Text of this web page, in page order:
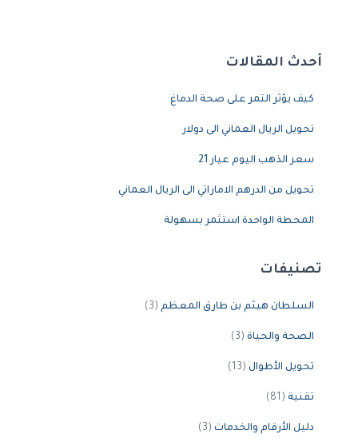
أحدث المقالات
كيف يؤثر التمر على صحة الدماغ
تحويل الريال العماني الى دولار
سعر الذهب اليوم عيار 21
تحويل من الدرهم الاماراتي الى الريال العماني
المحطة الواحدة استثمر بسهولة
تصنيفات
السلطان هيثم بن طارق المعظم (3)
الصحة والحياة (3)
تحويل الأطوال (13)
تقنية (81)
دليل الأرقام والخدمات (3)